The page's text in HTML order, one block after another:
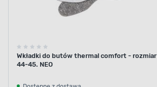
Wkładki do butów thermal comfort - rozmiar
44-45. NEO